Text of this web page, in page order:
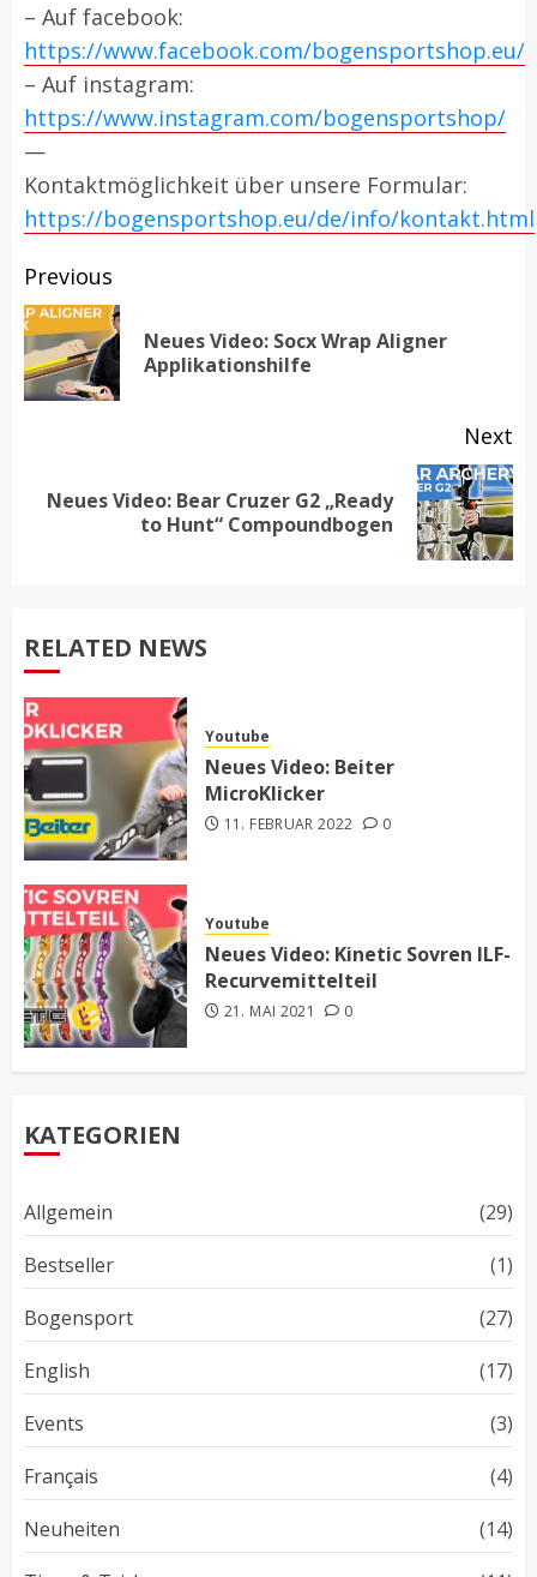
– Auf facebook:
https://www.facebook.com/bogensportshop.eu/
– Auf instagram:
https://www.instagram.com/bogensportshop/
—
Kontaktmöglichkeit über unsere Formular:
https://bogensportshop.eu/de/info/kontakt.html
Post
navigation
Previous
Neues Video: Socx Wrap Aligner
Applikationshilfe
Next
Next
Neues Video: Bear Cruzer G2 „Ready
to Hunt“ Compoundbogen
RELATED NEWS
Youtube
Neues Video: Beiter
MicroKlicker
11. FEBRUAR 2022 0
Youtube
Neues Video: Kinetic Sovren ILF-
Recurvemittelteil
21. MAI 2021 0
KATEGORIEN
Allgemein
(29)
Bestseller
(1)
Bogensport
(27)
English
(17)
Events
(3)
Français
(4)
Neuheiten
(14)